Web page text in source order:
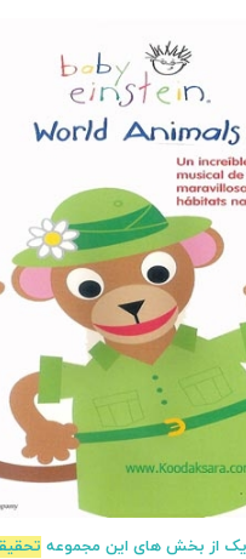
یک از بخش های این مجموعه